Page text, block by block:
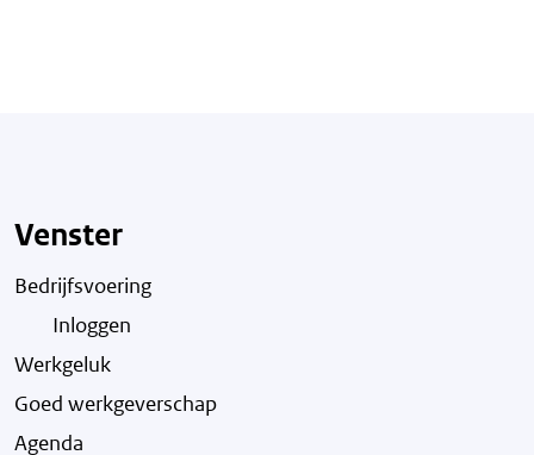
Venster
Bedrijfsvoering
Inloggen
Werkgeluk
Goed werkgeverschap
Agenda